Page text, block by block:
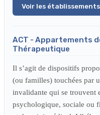
Voir les établissements
ACT - Appartements
Thérapeutique
Il s’agit de dispositifs
(ou familles) touchées par
invalidante qui se trouvent
psychologique, sociale ou